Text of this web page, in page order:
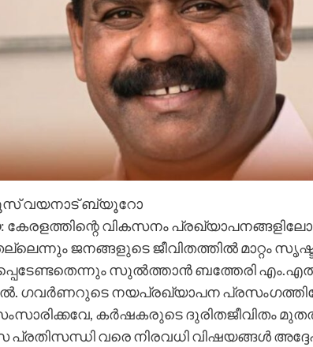
വയനാട് ബ്യൂറോ
: കേരളത്തിന്റെ വികസനം പ്രഖ്യാപനങ്ങളിലോ
ജനങ്ങളുടെ ജീവിതത്തിൽ മാറ്റം
സുൽത്താൻ ബത്തേരി
ഗവർണറുടെ നയപ്രഖ്യാപന
കർഷകരുടെ ദുരിതജീവിതം
പ്രതിസന്ധി വരെ നിരവധി വിഷയങ്ങൾ